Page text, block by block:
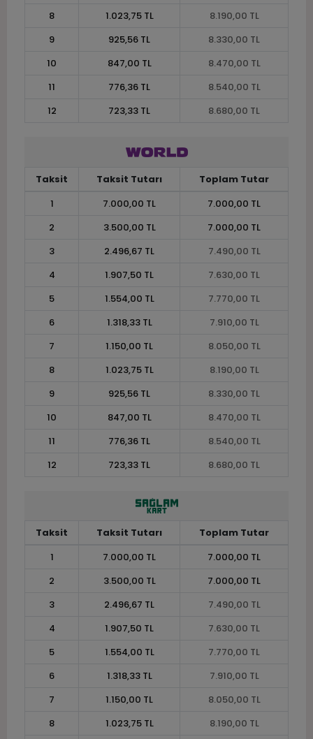
8
1.023,75 TL
8.190,00 TL
9
925,56 TL
8.330,00 TL
10
847,00 TL
8.470,00 TL
11
776,36 TL
8.540,00 TL
12
723,33 TL 8.680,00 TL
Taksit Taksit Tutarı
Toplam Tutar
1
7.000,00 TL
7.000,00 TL
2
3.500,00 TL
7.000,00 TL
3
2.496,67 TL
7.490,00 TL
4
1.907,50 TL
7.630,00 TL
5
1.554,00 TL
7.770,00 TL
6
1.318,33 TL
7.910,00 TL
7
1.150,00 TL
8.050,00 TL
8
1.023,75 TL
8.190,00 TL
9
925,56 TL
8.330,00 TL
10
847,00 TL
8.470,00 TL
11
776,36 TL
8.540,00 TL
12
723,33 TL 8.680,00 TL
Taksit Taksit Tutarı
Toplam Tutar
1
7.000,00 TL
7.000,00 TL
2
3.500,00 TL
7.000,00 TL
3
2.496,67 TL
7.490,00 TL
4
1.907,50 TL
7.630,00 TL
5
1.554,00 TL
7.770,00 TL
6
1.318,33 TL
7.910,00 TL
7
1.150,00 TL
8.050,00 TL
8
1.023,75 TL
8.190,00 TL